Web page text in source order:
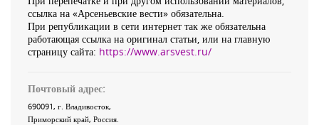
ссылка на «Арсеньевские вести» обязательна.
При републикации в сети интернет так же обязательна
работающая ссылка на оригинал статьи, или на главную
страницу сайта: https://www.arsvest.ru/
Почтовый адрес:
690091, г. Владивосток,
Приморский край, Россия